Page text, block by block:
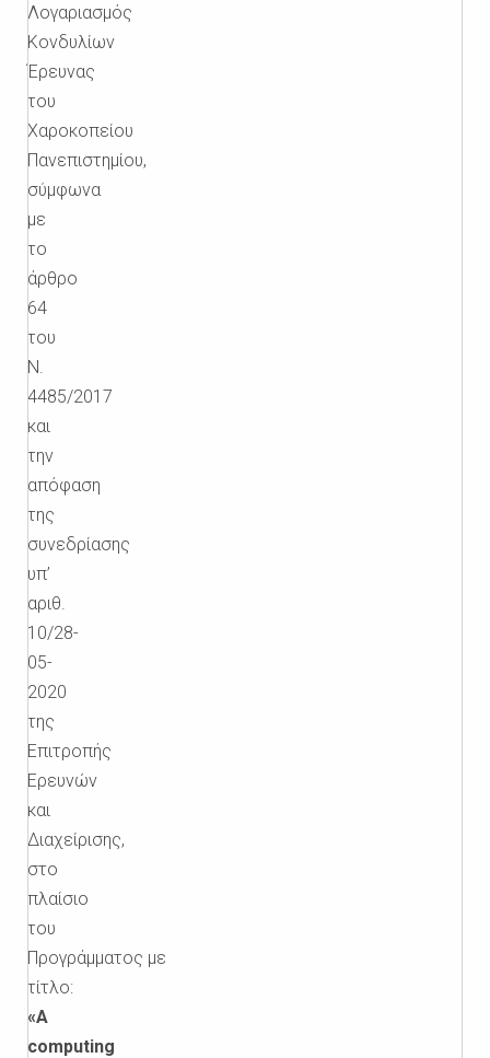
Λογαριασμός
Κονδυλίων
Έρευνας
του
Χαροκοπείου
Πανεπιστημίου,
σύμφωνα
με
το
άρθρο
64
του
Ν.
4485/2017
και
την
απόφαση
της
συνεδρίασης
υπ’
αριθ.
10/28-
05-
2020
της
Επιτροπής
Ερευνών
και
Διαχείρισης,
στο
πλαίσιο
του
Προγράμματος με
τίτλο:
«A
computing